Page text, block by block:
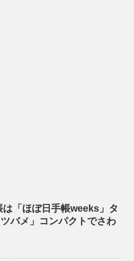
は「ほぼ日手帳weeks」タ
バメ」コンパクトでさわ